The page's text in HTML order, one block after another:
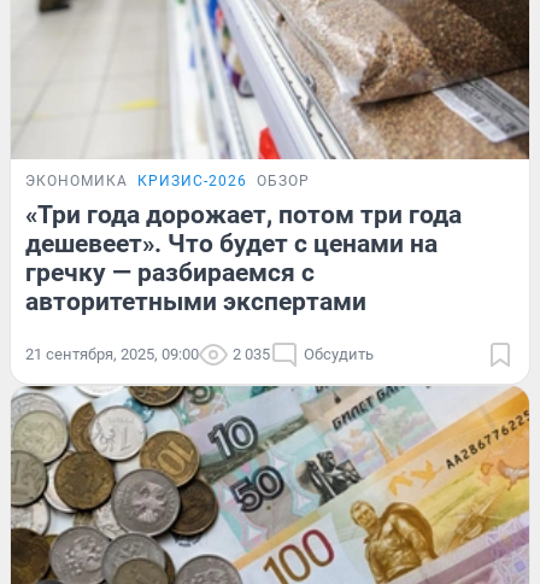
ЭКОНОМИКА КРИЗИС-2026 ОБЗОР
«Три года дорожает, потом три года
дешевеет». Что будет с ценами на
гречку — разбираемся с
авторитетными экспертами
21 сентября, 2025, 09:00 2 035 Обсудить